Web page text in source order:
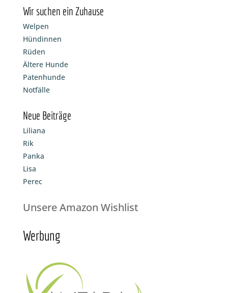
Wir suchen ein Zuhause
Welpen
Hündinnen
Rüden
Ältere Hunde
Patenhunde
Notfälle
Neue Beiträge
Liliana
Rik
Panka
Lisa
Perec
Unsere Amazon Wishlist
Werbung